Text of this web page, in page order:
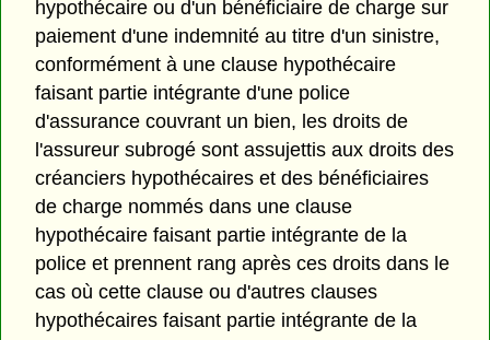
hypothécaire ou d'un bénéficiaire de charge sur
paiement d'une indemnité au titre d'un sinistre,
conformément à une clause hypothécaire
faisant partie intégrante d'une police
d'assurance couvrant un bien, les droits de
l'assureur subrogé sont assujettis aux droits des
créanciers hypothécaires et des bénéficiaires
de charge nommés dans une clause
hypothécaire faisant partie intégrante de la
police et prennent rang après ces droits dans le
cas où cette clause ou d'autres clauses
hypothécaires faisant partie intégrante de la